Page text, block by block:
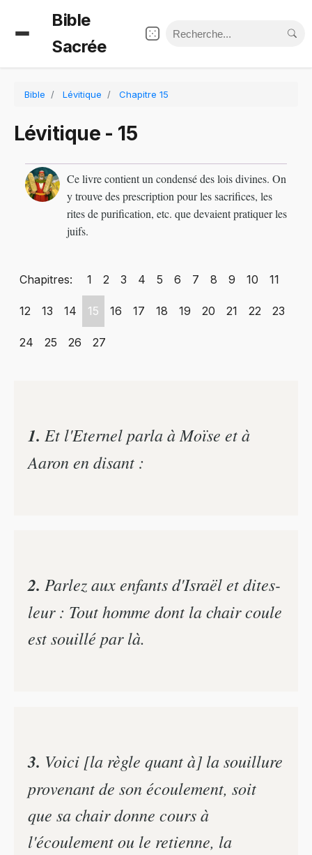
Bible
Sacrée
Bible Lévitique Chapitre 15
Lévitique - 15
Ce livre contient un condensé des lois divines. On
y trouve des prescription pour les sacrifices, les
rites de purification, etc. que devaient pratiquer les
juifs.
Chapitres: 1 2 3 4 5 6 7 8 9 10 11
12 13 14 15 16 17 18 19 20 21 22 23
24 25 26 27
1. Et l'Eternel parla à Moïse et à
Aaron en disant :
2. Parlez aux enfants d'Israël et dites-
leur : Tout homme dont la chair coule
est souillé par là.
3. Voici [la règle quant à] la souillure
provenant de son écoulement, soit
que sa chair donne cours à
l'écoulement ou le retienne, la